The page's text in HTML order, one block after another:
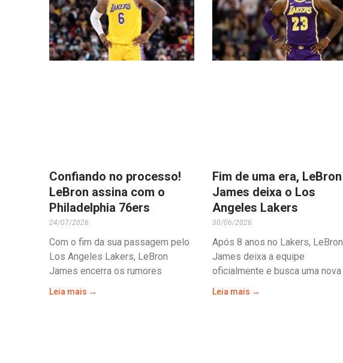
Confiando no processo!
LeBron assina com o
Philadelphia 76ers
24/07/2026
Com o fim da sua passagem pelo
Los Angeles Lakers, LeBron
James encerra os rumores
Leia mais →
Fim de uma era, LeBron
James deixa o Los
Angeles Lakers
30/06/2026
Após 8 anos no Lakers, LeBron
James deixa a equipe
oficialmente e busca uma nova
Leia mais →